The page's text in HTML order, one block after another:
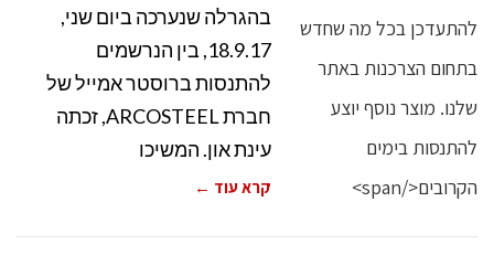
בהגרלה שנערכה ביום שני,
18.9.17, בין הנרשמים
להתנסות ברוסטר אמייל של
חברת ARCOSTEEL, זכתה
עינת און. המשיכו
קרא עוד ←